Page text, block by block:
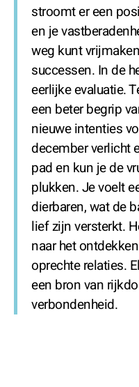
stroomt er een
en je
weg kunt
successen. In de
eerlijke evaluatie.
een beter begrip
nieuwe intenties
december verlicht
pad en kun je de
plukken. Je voelt
dierbaren, wat de
lief zijn versterkt.
naar het
oprechte relaties.
een bron van
verbondenheid.